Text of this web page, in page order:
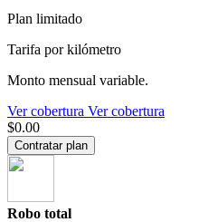
Plan limitado
Tarifa por kilómetro
Monto mensual variable.
Ver cobertura Ver cobertura
$0.00
Contratar plan
Robo total